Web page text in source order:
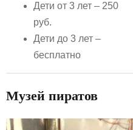
Дети от 3 лет – 250
руб.
Дети до 3 лет –
бесплатно
Музей пиратов